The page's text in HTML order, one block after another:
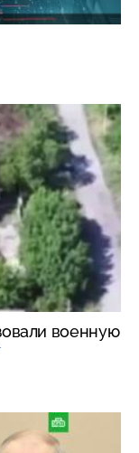
военную